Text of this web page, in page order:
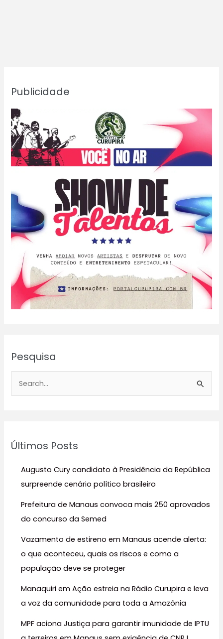
Publicidade
Pesquisa
iÚltimos Posts
Augusto Cury candidato à Presidência da República
surpreende cenário político brasileiro
Prefeitura de Manaus convoca mais 250 aprovados
do concurso da Semed
Vazamento de estireno em Manaus acende alerta:
o que aconteceu, quais os riscos e como a
população deve se proteger
Manaquiri em Ação estreia na Rádio Curupira e leva
a voz da comunidade para toda a Amazônia
MPF aciona Justiça para garantir imunidade de IPTU